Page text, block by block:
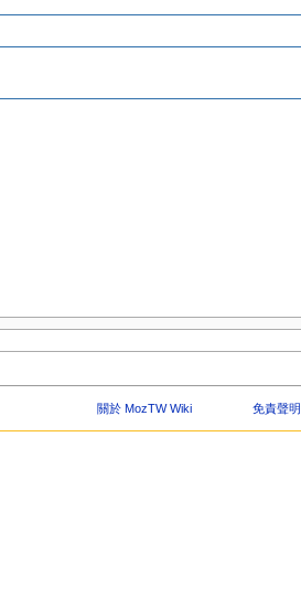
關於 MozTW Wiki 免責聲明